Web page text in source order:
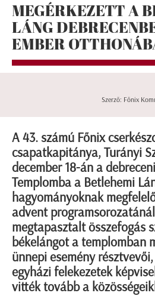
MEGÉRKEZETT A
LÁNG
EMBER
Szerző: Főnix
A 43. számú Főnix
csapatkapitánya, Turányi
december 18-án a
Templomba a Betlehemi
hagyományoknak
advent
megtapasztalt összefogás
békelángot a templomban
ünnepi esemény
egyházi felekezetek
vitték tovább a